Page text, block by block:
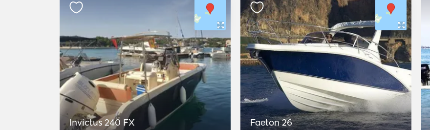
Invictus 240 FX Faeton 26